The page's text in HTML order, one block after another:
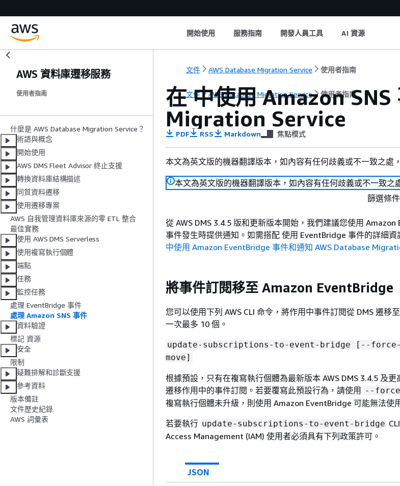
開始使用 服務指南 開發人員工具 AI 資源
AWS 資料庫遷移服務
使用者指南
什麼是 AWS Database Migration Service？
術語與概念
開始使用
AWS DMS Fleet Advisor 終止支援
轉換資料庫結構描述
同質資料遷移
使用遷移專案
AWS 自我管理資料庫來源的零 ETL 整合
最佳實務
使用 AWS DMS Serverless
使用複寫執行個體
端點
任務​
監控任務
處理 EventBridge 事件
處理 Amazon SNS 事件
資料驗證
標記 資源
安全
限制
疑難排解和診斷支援
參考資料
版本備註
文件歷史紀錄
AWS 詞彙表
文件 AWS Database Migration Service 使用者指南
文件 AWS Database Migration Service 使用者指南
在 中使用 Amazon
Migration Service
PDF RSS Markdown 焦點模式
本文為英文版的機器翻譯版本，如內容有任何歧義或不一致之處
本文為英文版的機器翻譯版本，如內容有任何歧義或不一致之
篩選條
從 AWS DMS 3.4.5 版和更新版本開始，我們建議您使用 Amazon
事件發生時提供通知。如需搭配 使用 EventBridge 事件的詳細資
中使用 Amazon EventBridge 事件和通知 AWS Database
將事件訂閱移至 Amazon EventBridge
您可以使用下列 AWS CLI 命令，將作用中事件訂閱從 DMS 遷移
一次最多 10 個。
update-subscriptions-to-event-bridge [--
move]
根據預設，只有在複寫執行個體為最新版本 AWS DMS 3.4.5 及更
遷移作用中的事件訂閱。若要覆寫此預設行為，請使用 --
複寫執行個體未升級，則使用 Amazon EventBridge 可能無法使
若要執行 update-subscriptions-to-event-bridge
Access Management (IAM) 使用者必須具有下列政策許可。
JSON